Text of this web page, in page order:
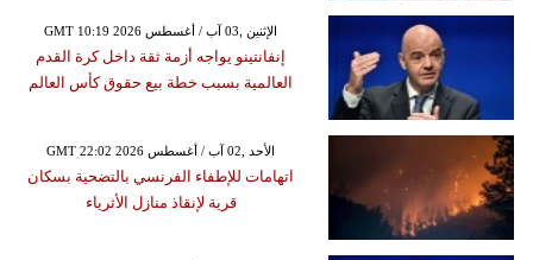
GMT 10:19 2026 الإثنين ,03 آب / أغسطس
إنفانتينو يواجه أزمة ثقة داخل كرة القدم
العالمية بسبب خطة بيع حقوق كأس العالم
GMT 22:02 2026 الأحد ,02 آب / أغسطس
اتهامات للإطفاء الفرنسي بالتضحية بسكان
قرية لإنقاذ منازل الأثرياء